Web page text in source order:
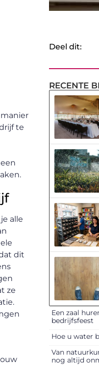
te
alle
dit
ze
Deel dit:
RECENTE
Een zaal
bedrijfsfeest
Hoe u water
Van
nog altijd